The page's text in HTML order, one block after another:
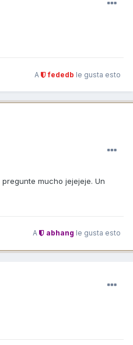
A fededb le gusta esto
mucho jejejeje. Un
A abhang le gusta esto